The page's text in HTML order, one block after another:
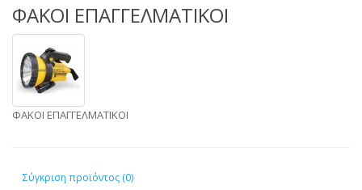
ΦΑΚΟΙ ΕΠΑΓΓΕΛΜΑΤΙΚΟΙ
ΦΑΚΟΙ ΕΠΑΓΓΕΛΜΑΤΙΚΟΙ
Σύγκριση προϊόντος (0)